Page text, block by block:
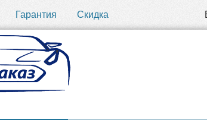
Гарантия Скидка